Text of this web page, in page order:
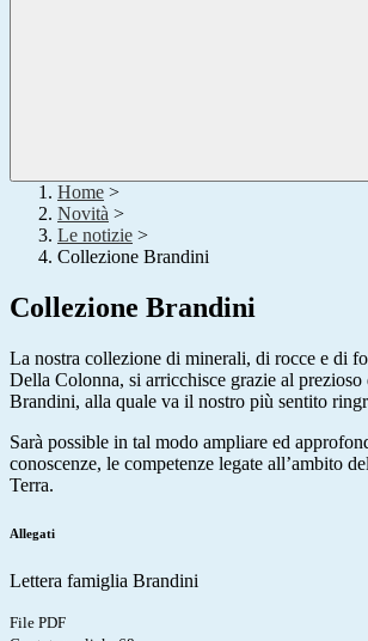
Home >
Novità >
Le notizie >
Collezione Brandini
Collezione Brandini
La nostra collezione di minerali, di rocce e di
Della Colonna, si arricchisce grazie al
Brandini, alla quale va il nostro più sentito
Sarà possible in tal modo ampliare ed
conoscenze, le competenze legate all’ambito
Terra.
Allegati
Lettera famiglia Brandini
File PDF